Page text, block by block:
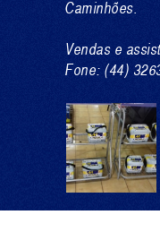
Caminhões.
Vendas e
Fone: (44)